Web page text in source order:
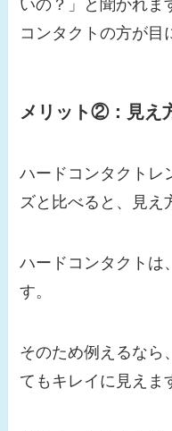
いの？」と聞かれま
コンタクトの方が目
メリット②：見え
ハードコンタクトレ
ズと比べると、見え
ハードコンタクトは
す。
そのため例えるなら
てもキレイに見えま